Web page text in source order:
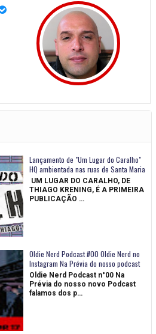
Lançamento de "Um Lugar do Caralho"
HQ ambientada nas ruas de Santa Maria
UM LUGAR DO CARALHO, DE
THIAGO KRENING, É A PRIMEIRA
PUBLICAÇÃO …
Oldie Nerd Podcast #00 Oldie Nerd no
Instagram Na Prévia do nosso podcast
Oldie Nerd Podcast n°00 Na
Prévia do nosso novo Podcast
falamos dos p…